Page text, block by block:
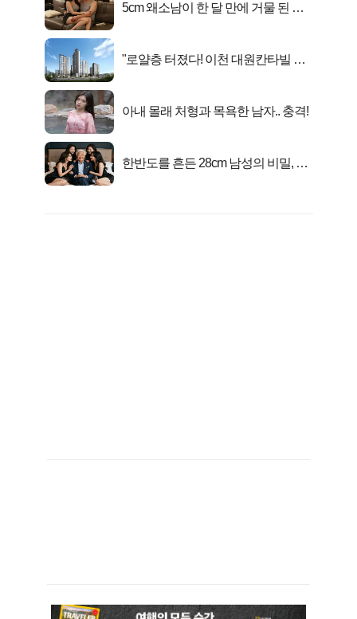
5cm 왜소남이 한 달 만에 거물 된 사
"로얄층 터졌다! 이천 대원칸타빌 잔
아내 몰래 처형과 목욕한 남자.. 충격!
한반도를 흔든 28cm 남성의 비밀, 매